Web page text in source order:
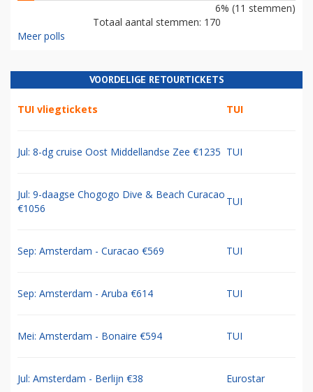
6% (11 stemmen)
Totaal aantal stemmen: 170
Meer polls
VOORDELIGE RETOURTICKETS
TUI vliegtickets TUI
Jul: 8-dg cruise Oost Middellandse Zee €1235 TUI
Jul: 9-daagse Chogogo Dive & Beach Curacao
€1056
TUI
Sep: Amsterdam - Curacao €569 TUI
Sep: Amsterdam - Aruba €614 TUI
Mei: Amsterdam - Bonaire €594 TUI
Jul: Amsterdam - Berlijn €38 Eurostar